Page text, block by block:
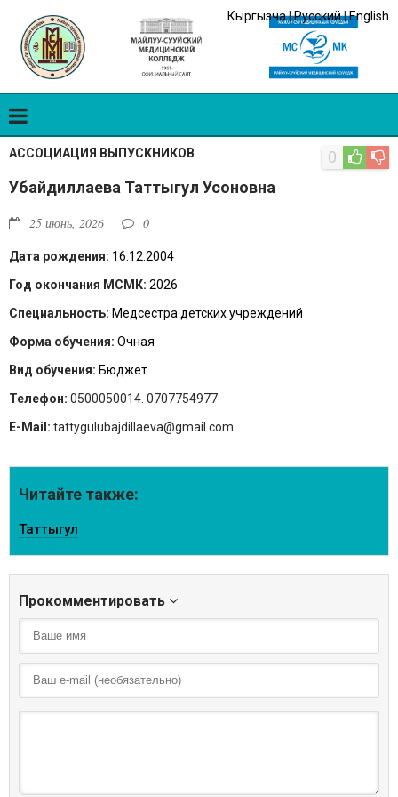
Кыргызча|Русский|English
АССОЦИАЦИЯ ВЫПУСКНИКОВ
Убайдиллаева Таттыгул Усоновна
25 июнь, 2026 0
0
Дата рождения: 16.12.2004
Год окончания МСМК: 2026
Специальность: Медсестра детских учреждений
Форма обучения: Очная
Вид обучения: Бюджет
Телефон: 0500050014. 0707754977
E-Mail: tattygulubajdillaeva@gmail.com
Читайте также:
Таттыгул
Прокомментировать